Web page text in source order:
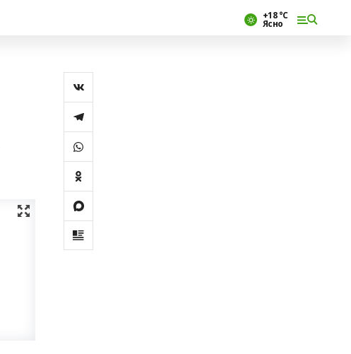
+18 °С
Ясно